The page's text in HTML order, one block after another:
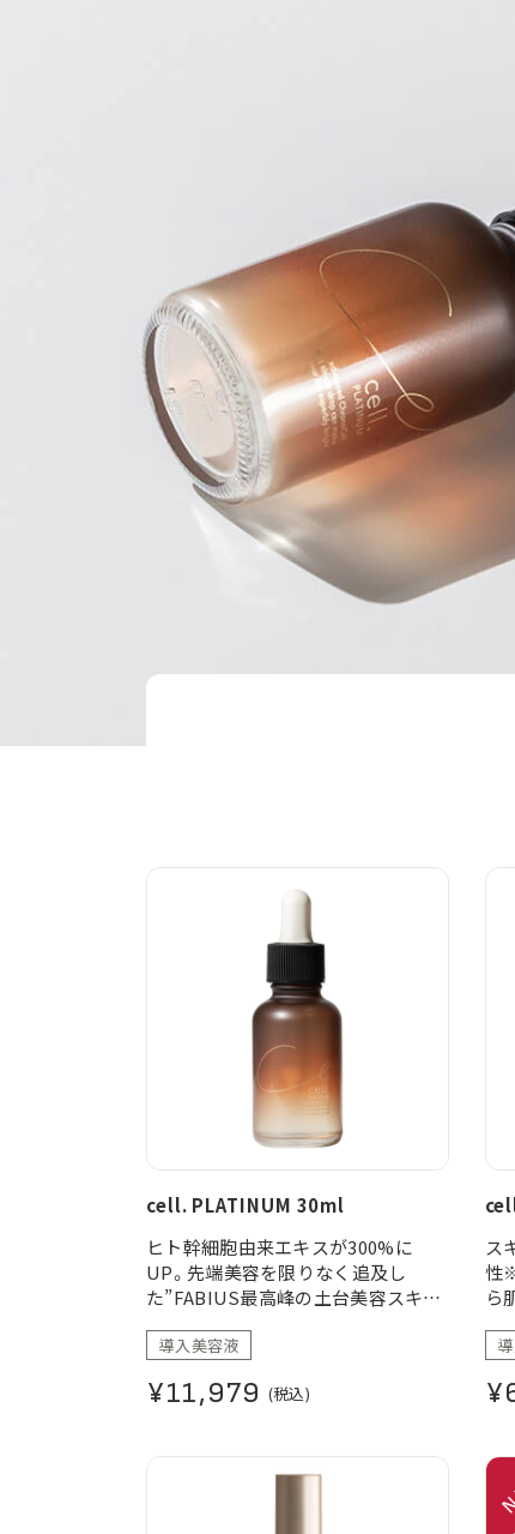
cell. PLATINUM 30ml
ヒト幹細胞由来エキスが300%に
UP。先端美容を限りなく追及し
た”FABIUS最高峰の土台美容スキン
導入美容液
¥11,979 (税込)
ス
性
ら